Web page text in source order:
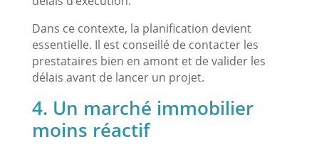
Dans ce contexte, la planification devient
essentielle. Il est conseillé de contacter les
prestataires bien en amont et de valider les
délais avant de lancer un projet.
4. Un marché immobilier
moins réactif